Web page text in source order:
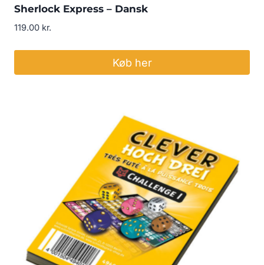
Sherlock Express – Dansk
119.00 kr.
Køb her